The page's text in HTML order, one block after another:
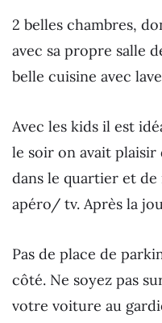
2 belles chambres,
avec sa propre salle
belle cuisine avec
Avec les kids il est
le soir on avait plaisir
dans le quartier et
apéro/ tv. Après la
Pas de place de
côté. Ne soyez pas
votre voiture au